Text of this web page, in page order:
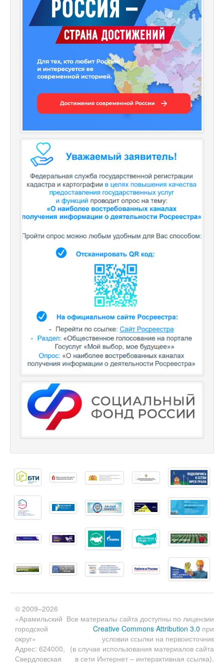
Все материалы сайта доступны по лицензии
Creative Commons Attribution 3.0 при
условии ссылки на первоисточник
(в случае использования материалов сайта
в сети Интернет – интерактивная ссылка).
© 2009–2026
«Арамильский
городской
округ»
Адрес: 624000,
Свердловская